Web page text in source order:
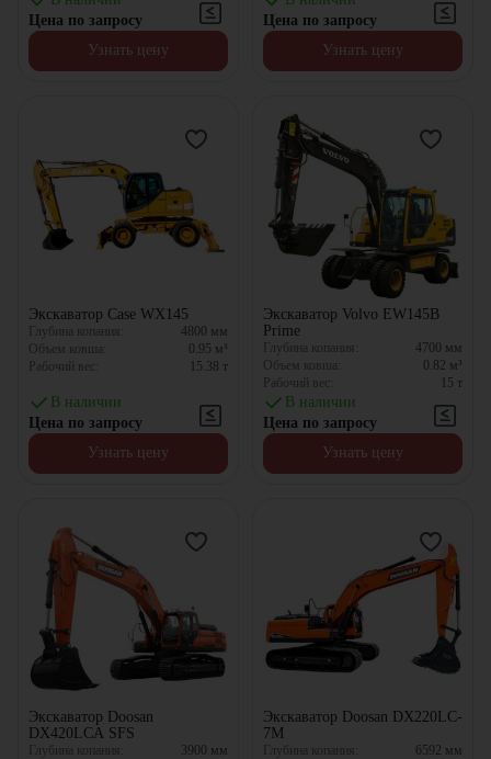
Цена по запросу
Узнать цену
Цена по запросу
Узнать цену
Экскаватор Case WX145
Глубина копания: 4800 мм
Объем ковша:
0.95 м³
Рабочий вес:
15.38 т
В наличии
Цена по запросу
Узнать цену
Экскаватор Volvo EW145B
Prime
Глубина копания: 4700 мм
Объем ковша:
0.82 м³
Рабочий вес:
15 т
В наличии
Цена по запросу
Узнать цену
Экскаватор Doosan
DX420LCA SFS
Глубина копания: 3900 мм
Экскаватор Doosan DX220LC-
7M
Глубина копания: 6592 мм